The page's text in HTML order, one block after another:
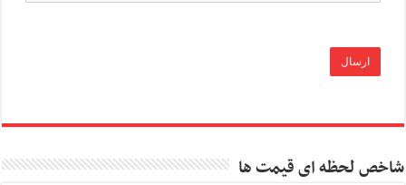
شاخص لحظه ای قیمت ها